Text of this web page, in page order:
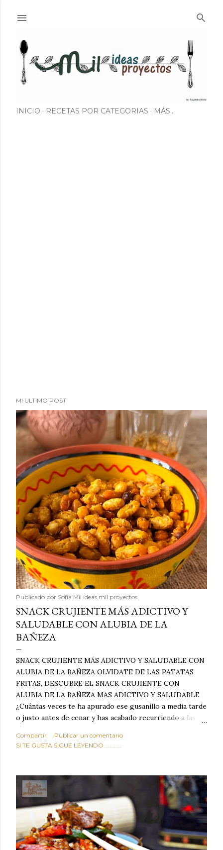
INICIO RECETAS POR CATEGORIAS MÁS…
MI ULTIMO POST
Publicado por Sofía Mil ideas mil proyectos
SNACK CRUJIENTE MÁS ADICTIVO Y
SALUDABLE CON ALUBIA DE LA
BAÑEZA
SNACK CRUJIENTE MÁS ADICTIVO Y SALUDABLE CON
ALUBIA DE LA BAÑEZA OLVIDATE DE LAS PATATAS
FRITAS, DESCUBRE EL SNACK CRUJIENTE CON
ALUBIA DE LA BAÑEZA MAS ADICTIVO Y SALUDABLE
¿Cuántas veces te ha apurado ese gusanillo a media tarde
o justo antes de cenar y has acabado recurriendo a las
típicas patatas de bolsa, frutos secos fritos o snacks
ultraprocesados llenos de grasas saturadas y sodio?
sabroso, con ese toque tostado y crujiente que tanto nos
satisface. Estas alubias crujientes al horno van a cambiar
por completo tu forma de ver las legumbres. Olvídate de
asociar las alubias únicamente a los guisos tradicionales y
copiosos de invierno. Con esta receta simple pero
revolucionaria, transformaremos un ingrediente tan
humilde como la alubia de La Bañeza en un snack ligero,
Compartir
Publicar un comentario
SI TE GUSTA SIGUE LEYENDO............